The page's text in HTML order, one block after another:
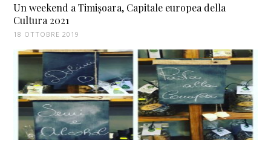
Un weekend a Timișoara, Capitale europea della
Cultura 2021
18 OTTOBRE 2019